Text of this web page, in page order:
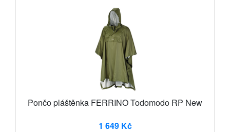
Pončo pláštěnka FERRINO Todomodo RP New
1 649 Kč